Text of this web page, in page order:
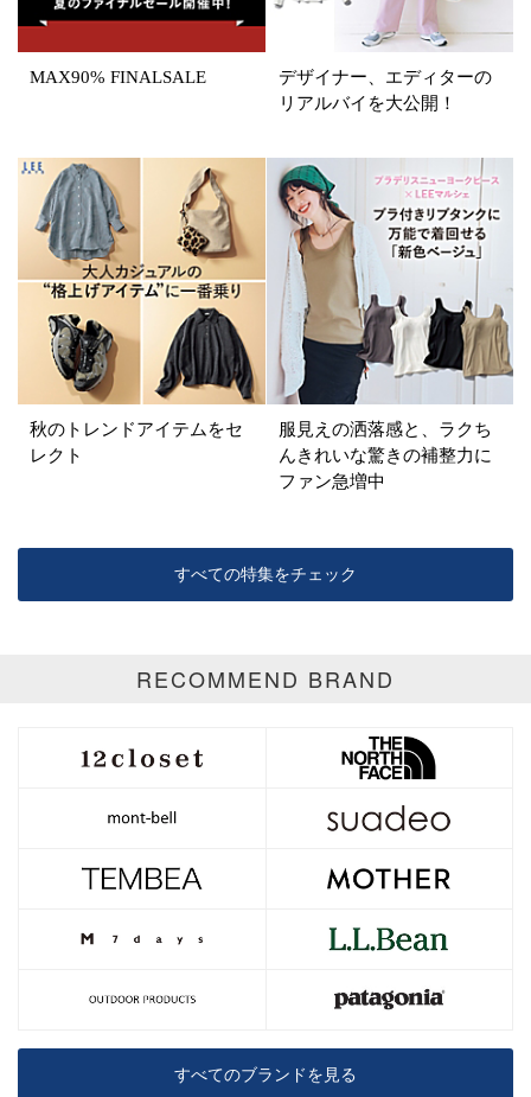
MAX90% FINALSALE
デザイナー、エディターの
リアルバイを大公開！
秋のトレンドアイテムをセ
レクト
服見えの洒落感と、ラクち
んきれいな驚きの補整力に
ファン急増中
すべての特集をチェック
RECOMMEND BRAND
すべてのブランドを見る